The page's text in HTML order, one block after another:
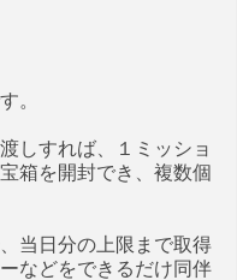
。
しすれば、１ミッショ
箱を開封でき、複数個
当日分の上限まで取得
などをできるだけ同伴